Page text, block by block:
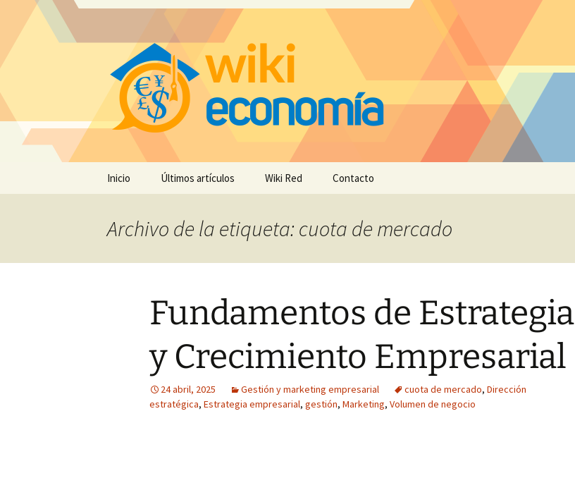
Inicio Últimos artículos Wiki Red Contacto
Archivo de la etiqueta: cuota de mercado
Fundamentos de Estrategia
y Crecimiento Empresarial
24 abril, 2025 Gestión y marketing empresarial cuota de mercado, Dirección
estratégica, Estrategia empresarial, gestión, Marketing, Volumen de negocio